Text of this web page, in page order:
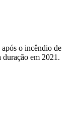
o incêndio de
duração em 2021.